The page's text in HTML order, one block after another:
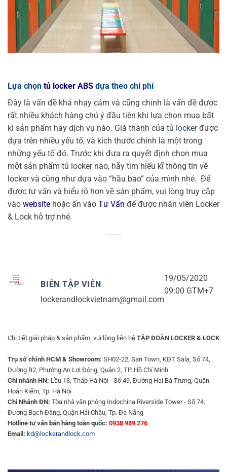
Lựa chọn tủ locker ABS dựa theo chi phí
Đây là vấn đề khá nhạy cảm và cũng chính là vấn đề được
rất nhiều khách hàng chú ý đầu tiên khi lựa chọn mua bất
kì sản phẩm hay dịch vụ nào. Giá thành của tủ lockerđược
dựa trên nhiều yếu tố, và kích thước chính là một trong
những yếu tố đó. Trước khi đưa ra quyết định chọn mua
một sản phẩm tủ locker nào, hãy tìm hiểu kĩ thông tin về
locker và cũng như dựa vào “hầu bao” của mình nhé. Để
được tư vấn và hiểu rõ hơn về sản phẩm, vui lòng truy cập
vào website hoặc ấn vào Tư Vấn để được nhân viên Locker
& Lock hỗ trợ nhé.
BIÊN TẬP VIÊN
lockerandlockvietnam@gmail.com
19/05/2020
09:00 GTM+7
Chi tiết giải pháp & sản phẩm, vui lòng liên hệ TẬP ĐOÀN LOCKER & LOCK
Trụ sở chính HCM & Showroom: SH02-22, Sari Town, KĐT Sala, Số 74,
Đường B2, Phường An Lợi Đông, Quận 2, TP. Hồ Chí Minh
Chi nhánh HN: Lầu 13, Tháp Hà Nội - Số 49, Đường Hai Bà Trưng, Quận
Hoàn Kiếm, Tp. Hà Nội
Chi Nhánh ĐN: Tòa nhà văn phòng Indochina Riverside Tower - Số 74,
Đường Bạch Đằng, Quận Hải Châu, Tp. Đà Nẵng
Hotline tư vấn bán hàng toàn quốc: 0938 989 276
Email: kd@lockerandlock.com